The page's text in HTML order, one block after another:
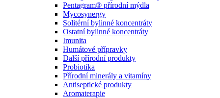
Pentagram® přírodní mýdla
Mycosynergy
Solitérní bylinné koncentráty
Ostatní bylinné koncentráty
Imunita
Humátové přípravky
Další přírodní produkty
Probiotika
Přírodní minerály a vitamíny
Antiseptické produkty
Aromaterapie